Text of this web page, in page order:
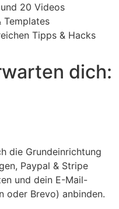
20 Videos
Templates
Tipps & Hacks
dich:
die Grundeinrichtung
Paypal & Stripe
und dein E-Mail-
oder Brevo) anbinden.